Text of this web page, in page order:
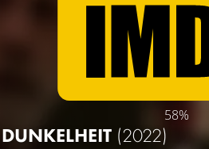
58%
(2022)